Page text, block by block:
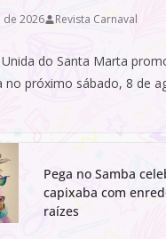
de 2026 Revista Carnaval
do Santa Marta
no próximo sábado, 8 de
Pega no Samba
capixaba com
raízes